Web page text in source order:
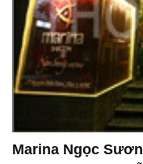
Marina Ngọc